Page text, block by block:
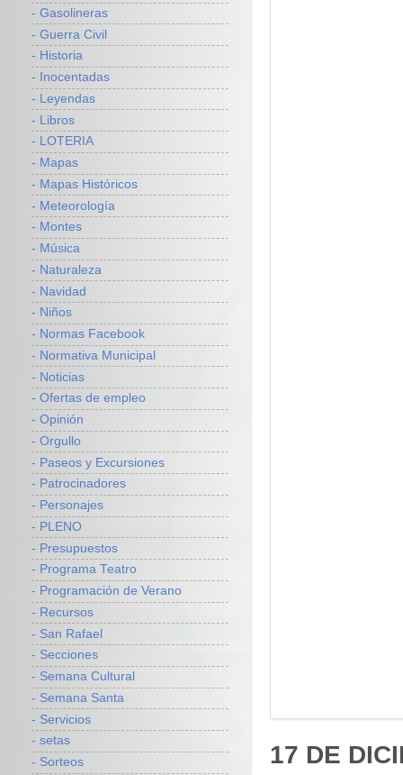
17 DE
- Gasolineras
- Guerra Civil
- Historia
- Inocentadas
- Leyendas
- Libros
- LOTERIA
- Mapas
- Mapas Históricos
- Meteorología
- Montes
- Música
- Naturaleza
- Navidad
- Niños
- Normas Facebook
- Normativa Municipal
- Noticias
- Ofertas de empleo
- Opinión
- Orgullo
- Paseos y Excursiones
- Patrocinadores
- Personajes
- PLENO
- Presupuestos
- Programa Teatro
- Programación de Verano
- Recursos
- San Rafael
- Secciones
- Semana Cultural
- Semana Santa
- Servicios
- setas
- Sorteos